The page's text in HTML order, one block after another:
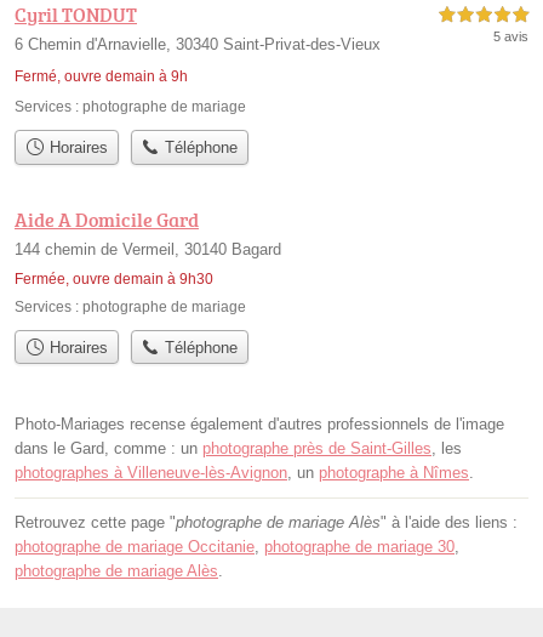
Cyril TONDUT
6 Chemin d'Arnavielle, 30340 Saint-Privat-des-Vieux
Fermé, ouvre demain à 9h
5,0 étoiles sur 5
5 avis
Services : photographe de mariage
Horaires Téléphone
Aide A Domicile Gard
144 chemin de Vermeil, 30140 Bagard
Fermée, ouvre demain à 9h30
Services : photographe de mariage
Horaires Téléphone
Photo-Mariages recense également d'autres professionnels de l'image
dans le Gard, comme : un photographe près de Saint-Gilles , les
photographes à Villeneuve-lès-Avignon , un photographe à Nîmes
Retrouvez cette page "photographe de mariage Alès" à l'aide des liens :
photographe de mariage Occitanie photographe de mariage 30
photographe de mariage Alès